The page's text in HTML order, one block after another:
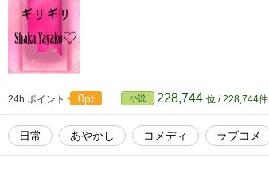
24h.ポイント 0pt 小説 228,744 位 / 228,744件
日常 あやかし コメディ ラブコメ